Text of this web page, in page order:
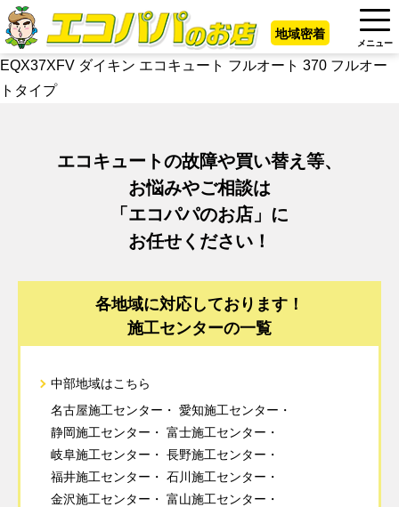
地域密着
メニュー
EQX37XFV ダイキン エコキュート フルオート 370 フルオー
トタイプ
エコキュートの故障や買い替え等、
お悩みやご相談は
「エコパパのお店」に
お任せください！
各地域に対応しております！
施工センターの一覧
中部地域はこちら
名古屋施工センター
愛知施工センター
静岡施工センター
富士施工センター
岐阜施工センター
長野施工センター
福井施工センター
石川施工センター
金沢施工センター
富山施工センター